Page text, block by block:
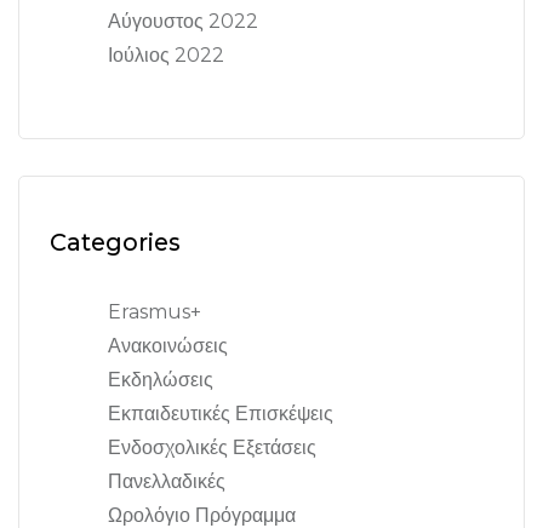
Αύγουστος 2022
Ιούλιος 2022
Categories
Erasmus+
Ανακοινώσεις
Εκδηλώσεις
Εκπαιδευτικές Επισκέψεις
Ενδοσχολικές Εξετάσεις
Πανελλαδικές
Ωρολόγιο Πρόγραμμα